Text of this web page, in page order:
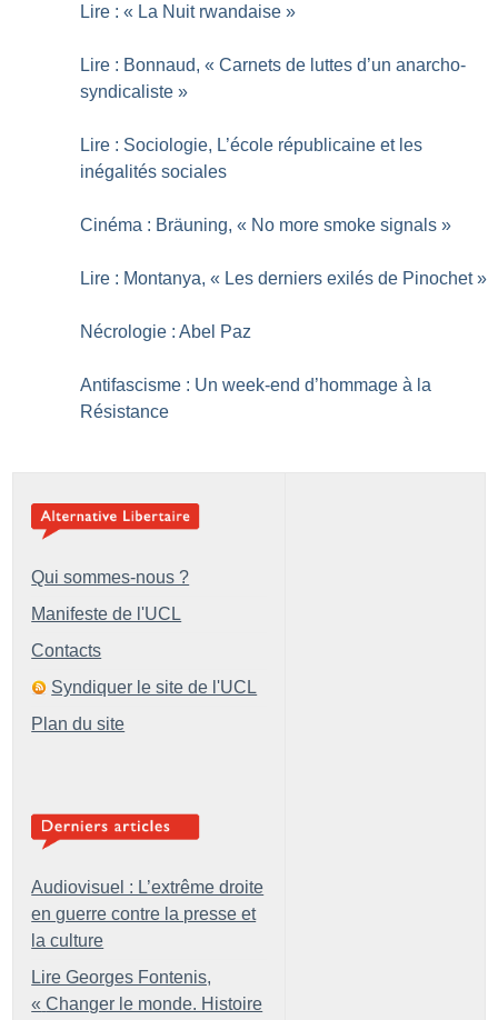
Lire : « La Nuit rwandaise »
Lire : Bonnaud, « Carnets de luttes d’un anarcho-
syndicaliste »
Lire : Sociologie, L’école républicaine et les
inégalités sociales
Cinéma : Bräuning, « No more smoke signals »
Lire : Montanya, « Les derniers exilés de Pinochet »
Nécrologie : Abel Paz
Antifascisme : Un week-end d’hommage à la
Résistance
Qui sommes-nous ?
Manifeste de l'UCL
Contacts
Syndiquer le site de l'UCL
Plan du site
Audiovisuel : L’extrême droite
en guerre contre la presse et
la culture
Lire Georges Fontenis,
« Changer le monde. Histoire